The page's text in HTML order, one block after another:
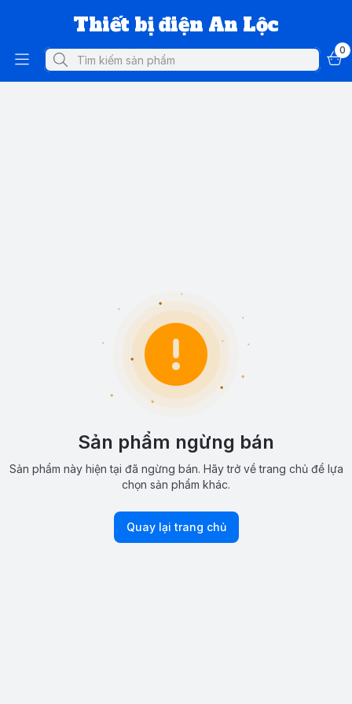
Thiết bị điện An Lộc
0
Sản phẩm ngừng bán
Sản phẩm này hiện tại đã ngừng bán. Hãy trở về trang chủ để lựa
chọn sản phẩm khác.
Quay lại trang chủ